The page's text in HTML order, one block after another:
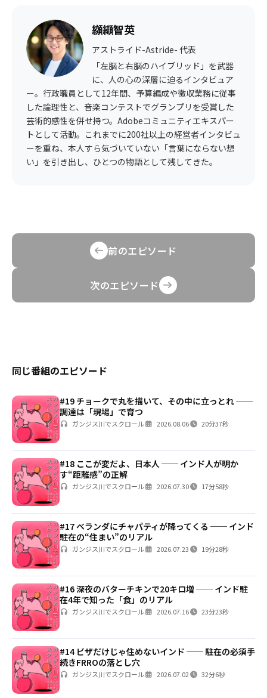
纐纈智英
アストライド-Astride- 代表
「左脳と右脳のハイブリッド」を武器
に、人の心の深層に迫るインタビュア
ー。行政職員として12年間、予算編成や徴収業務に従事
した論理性と、音楽コンテストでグランプリを受賞した
芸術的感性を併せ持つ。Adobeコミュニティエキスパー
トとして活動。これまでに200社以上の経営者インタビュ
ーを重ね、本人すら気づいていない「言葉にならない想
い」を引き出し、ひとつの物語として残してきた。
前のエピソード
次のエピソード
同じ番組のエピソード
#19 チョークで丸を描いて、その中に立っとれ ──
調達は「現場」で育つ
ガンジス川でスクロール 2026.08.06 20分37秒
#18 ここが変だよ、日本人 ── インド人が明か
す“距離感”の正解
ガンジス川でスクロール 2026.07.30 17分58秒
#17 ベランダにチャパティが降ってくる ── インド
駐在の“住まい”のリアル
ガンジス川でスクロール 2026.07.23 19分28秒
#16 深夜のバターチキンで20キロ増 ── インド駐
在4年で知った「食」のリアル
ガンジス川でスクロール 2026.07.16 23分23秒
#14 ビザだけじゃ住めないインド ── 駐在の必須手
続きFRROの落とし穴
ガンジス川でスクロール 2026.07.02 32分6秒